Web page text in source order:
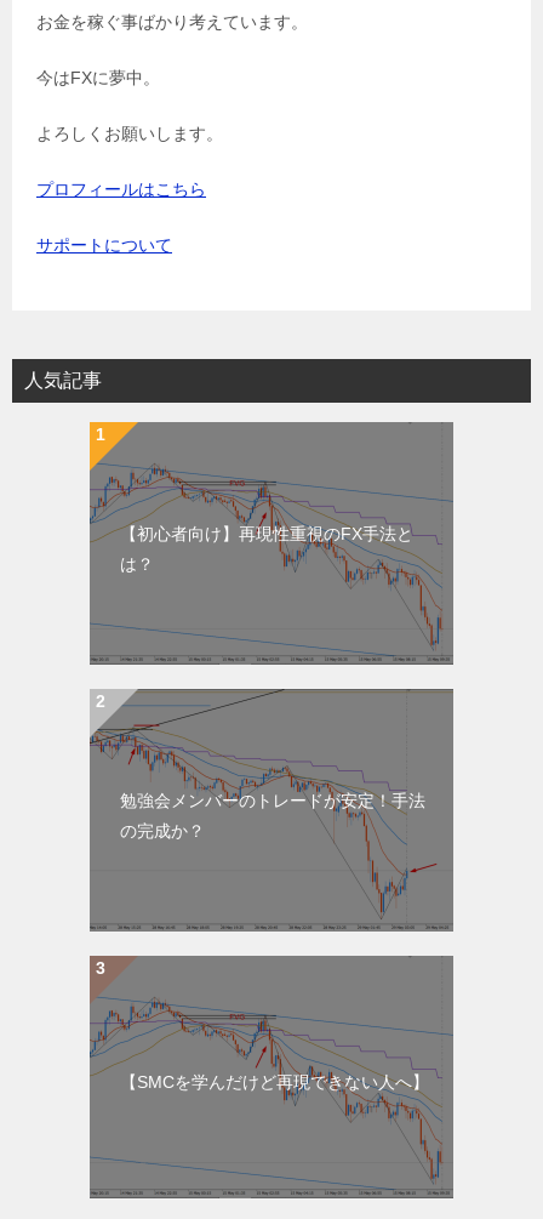
お金を稼ぐ事ばかり考えています。
今はFXに夢中。
よろしくお願いします。
プロフィールはこちら
サポートについて
人気記事
【初心者向け】再現性重視のFX手法と
は？
勉強会メンバーのトレードが安定！手法
の完成か？
【SMCを学んだけど再現できない人へ】